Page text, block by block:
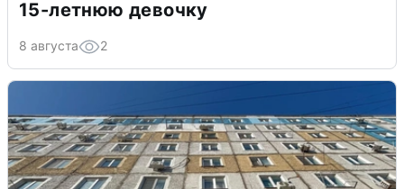
15-летнюю девочку
8 августа 2